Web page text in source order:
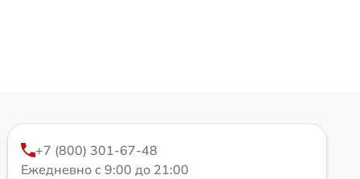
+7 (800) 301-67-48
Ежедневно с 9:00 до 21:00